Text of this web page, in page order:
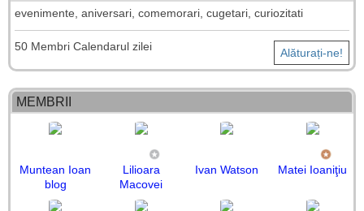
evenimente, aniversari, comemorari, cugetari, curiozitati
50 Membri Calendarul zilei Alăturați-ne!
MEMBRII
Muntean Ioan
blog
Lilioara
Macovei
Ivan Watson Matei Ioaniţiu